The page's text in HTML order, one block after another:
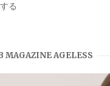
る
MAGAZINE AGELESS